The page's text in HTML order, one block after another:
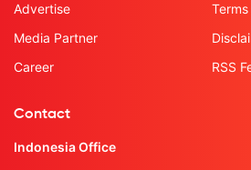
Advertise
Media Partner
Career
RSS
Contact
Indonesia Office